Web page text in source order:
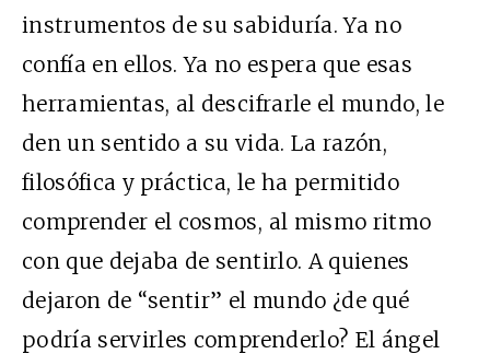
instrumentos de su sabiduría. Ya no
confía en ellos. Ya no espera que esas
herramientas, al descifrarle el mundo, le
den un sentido a su vida. La razón,
filosófica y práctica, le ha permitido
comprender el cosmos, al mismo ritmo
con que dejaba de sentirlo. A quienes
dejaron de “sentir” el mundo ¿de qué
podría servirles comprenderlo? El ángel